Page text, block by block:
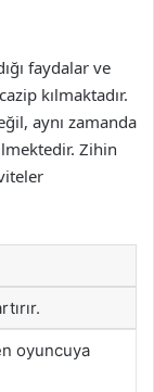
faydalar ve
kılmaktadır.
aynı zamanda
Zihin
oyuncuya